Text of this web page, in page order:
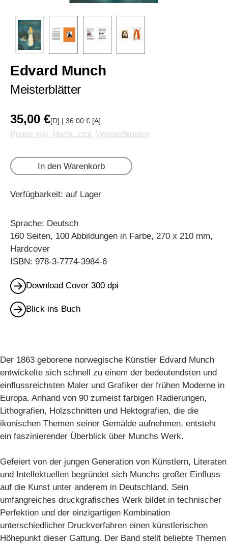
Edvard Munch
Meisterblätter
35,00 €[D] | 36.00 € [A]
Preise inkl. MwSt. zzgl. Versandkosten
In den Warenkorb
Verfügbarkeit: auf Lager
Sprache: Deutsch
160 Seiten, 100 Abbildungen in Farbe, 270 x 210 mm,
Hardcover
ISBN: 978-3-7774-3984-6
Download Cover 300 dpi
Blick ins Buch
Der 1863 geborene norwegische Künstler Edvard Munch
entwickelte sich schnell zu einem der bedeutendsten und
einflussreichsten Maler und Grafiker der frühen Moderne in
Europa. Anhand von 90 zumeist farbigen Radierungen,
Lithografien, Holzschnitten und Hektografien, die die
ikonischen Themen seiner Gemälde aufnehmen, entsteht
ein faszinierender Überblick über Munchs Werk.
Gefeiert von der jungen Generation von Künstlern, Literaten
und Intellektuellen begründet sich Munchs großer Einfluss
auf die Kunst unter anderem in Deutschland. Sein
umfangreiches druckgrafisches Werk bildet in technischer
Perfektion und der einzigartigen Kombination
unterschiedlicher Druckverfahren einen künstlerischen
Höhepunkt dieser Gattung. Der Band stellt beliebte Themen